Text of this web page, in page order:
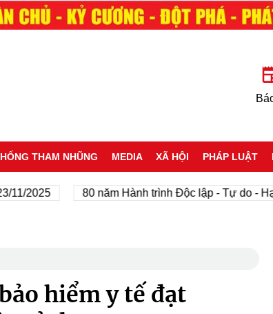
THAM NHŨNG MEDIA XÃ HỘI PHÁP LUẬT
80 năm Hành trình Độc lập - Tự do - Hạnh
hiểm y tế đạt